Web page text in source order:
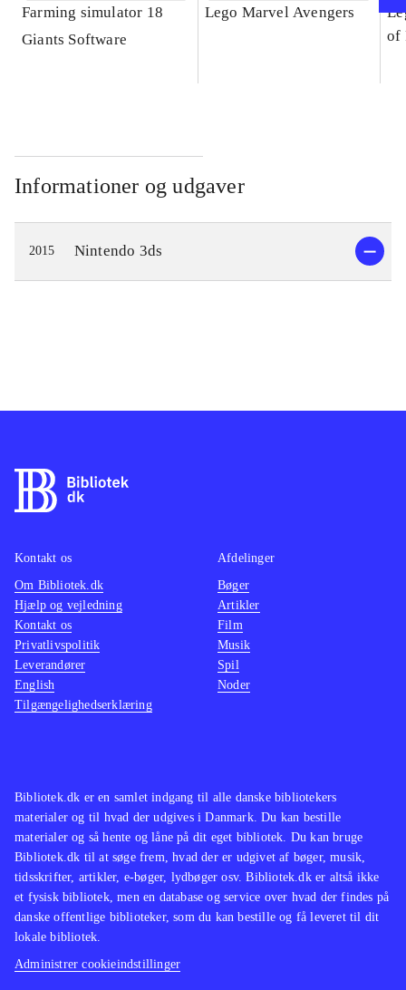
Farming simulator 18
Giants Software
Lego Marvel Avengers
of
Informationer og udgaver
2015 Nintendo 3ds
Bibliotek.dk er en samlet indgang til alle danske bibliotekers
materialer og til hvad der udgives i Danmark. Du kan bestille
materialer og så hente og låne på dit eget bibliotek. Du kan bruge
Bibliotek.dk til at søge frem, hvad der er udgivet af bøger, musik,
tidsskrifter, artikler, e-bøger, lydbøger osv. Bibliotek.dk er altså ikke
et fysisk bibliotek, men en database og service over hvad der findes på
danske offentlige biblioteker, som du kan bestille og få leveret til dit
lokale bibliotek.
Administrer cookieindstillinger
Kontakt os
Om Bibliotek.dk
Hjælp og vejledning
Kontakt os
Privatlivspolitik
Leverandører
English
Tilgængelighedserklæring
Afdelinger
Bøger
Artikler
Film
Musik
Spil
Noder